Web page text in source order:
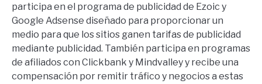
participa en el programa de publicidad de Ezoic y
Google Adsense diseñado para proporcionar un
medio para que los sitios ganen tarifas de publicidad
mediante publicidad. También participa en programas
de afiliados con Clickbank y Mindvalley y recibe una
compensación por remitir tráfico y negocios a estas